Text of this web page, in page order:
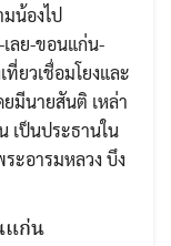
น้องไป
ลย-ขอนแก่น-
ที่ยวเชื่อมโยงและ
ยมีนายสันติ เหล่า
เป็นประธานใน
ะอารมหลวง บึง
แก่น